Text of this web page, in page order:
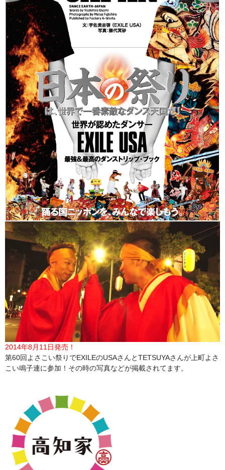
2014年8月11日発売！
第60回よさこい祭りでEXILEのUSAさんとTETSUYAさんが上町よさ
こい鳴子連に参加！その時の写真などが掲載されてます。